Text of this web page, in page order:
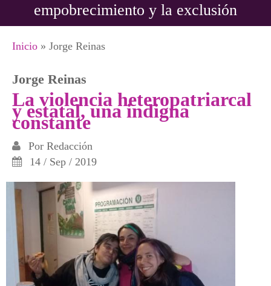
empobrecimiento y la exclusión
Se encuentra usted aquí
Inicio » Jorge Reinas
Jorge Reinas
La violencia heteropatriarcal
y estatal, una indigna
constante
Por Redacción
14 / Sep / 2019